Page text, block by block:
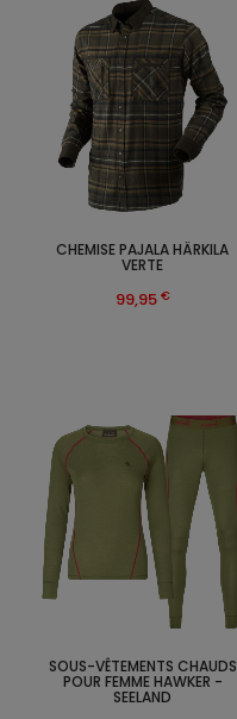
CHEMISE PAJALA HÄRKILA
VERTE
99,95 €
SOUS-VÊTEMENTS CHAUDS
POUR FEMME HAWKER -
SEELAND